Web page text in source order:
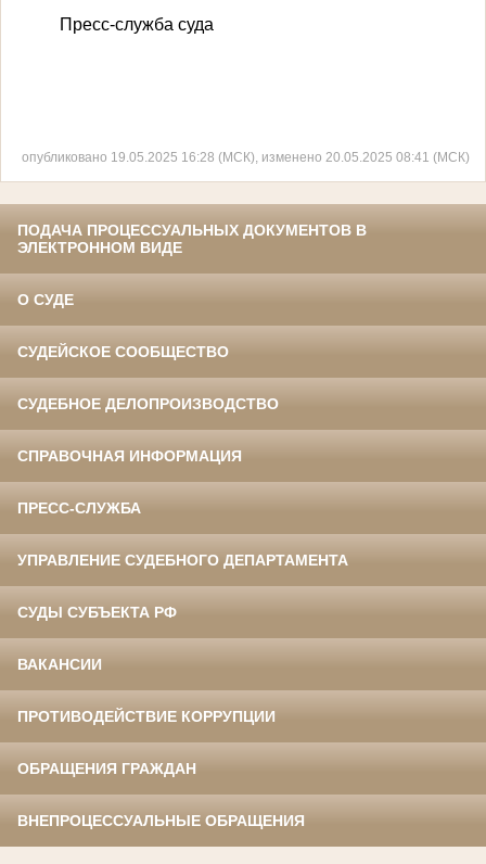
Пресс-служба суда
опубликовано 19.05.2025 16:28 (МСК), изменено 20.05.2025 08:41 (МСК)
ПОДАЧА ПРОЦЕССУАЛЬНЫХ ДОКУМЕНТОВ В
ЭЛЕКТРОННОМ ВИДЕ
О СУДЕ
СУДЕЙСКОЕ СООБЩЕСТВО
СУДЕБНОЕ ДЕЛОПРОИЗВОДСТВО
СПРАВОЧНАЯ ИНФОРМАЦИЯ
ПРЕСС-СЛУЖБА
УПРАВЛЕНИЕ СУДЕБНОГО ДЕПАРТАМЕНТА
СУДЫ СУБЪЕКТА РФ
ВАКАНСИИ
ПРОТИВОДЕЙСТВИЕ КОРРУПЦИИ
ОБРАЩЕНИЯ ГРАЖДАН
ВНЕПРОЦЕССУАЛЬНЫЕ ОБРАЩЕНИЯ